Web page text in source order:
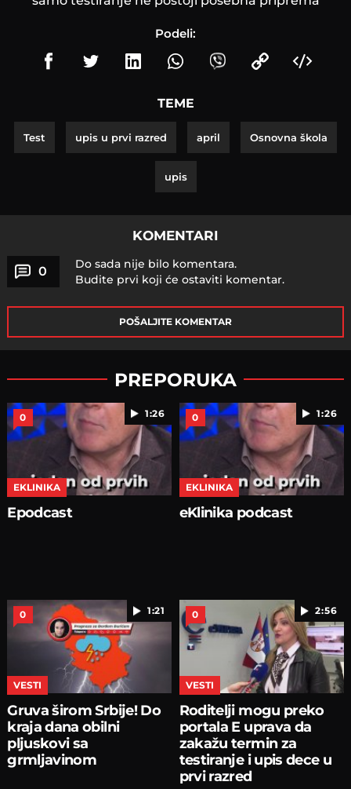
Podeli:
TEME
Test upis u prvi razred april Osnovna škola
upis
KOMENTARI
0
Do sada nije bilo komentara.
Budite prvi koji će ostaviti komentar.
POŠALJITE KOMENTAR
PREPORUKA
1:26
0
EKLINIKA
Epodcast
1:26
0
EKLINIKA
eKlinika podcast
1:21
0
VESTI
Gruva širom Srbije! Do
kraja dana obilni
pljuskovi sa
grmljavinom
2:56
0
VESTI
Roditelji mogu preko
portala E uprava da
zakažu termin za
testiranje i upis dece u
prvi razred